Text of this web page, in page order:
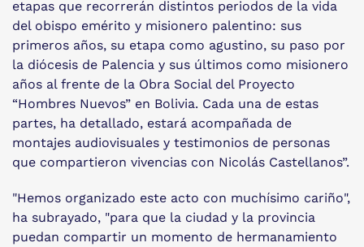
etapas que recorrerán distintos periodos de la vida
del obispo emérito y misionero palentino: sus
primeros años, su etapa como agustino, su paso por
la diócesis de Palencia y sus últimos como misionero
años al frente de la Obra Social del Proyecto
“Hombres Nuevos” en Bolivia. Cada una de estas
partes, ha detallado, estará acompañada de
montajes audiovisuales y testimonios de personas
que compartieron vivencias con Nicolás Castellanos”.
"Hemos organizado este acto con muchísimo cariño",
ha subrayado, "para que la ciudad y la provincia
puedan compartir un momento de hermanamiento